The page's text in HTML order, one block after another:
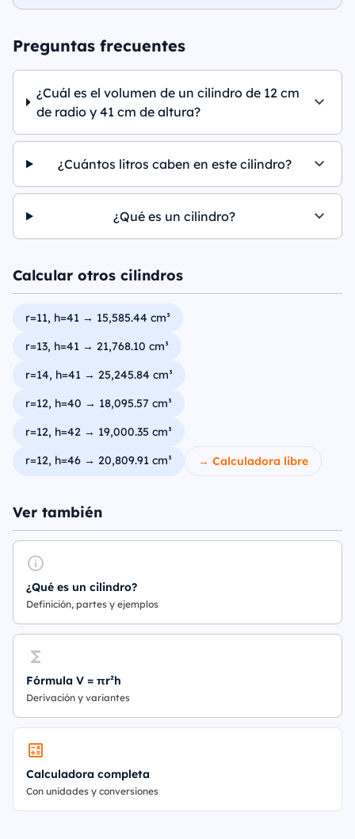
Preguntas frecuentes
¿Cuál es el volumen de un cilindro de 12 cm
de radio y 41 cm de altura?
¿Cuántos litros caben en este cilindro?
¿Qué es un cilindro?
Calcular otros cilindros
r=11, h=41 → 15,585.44 cm³
r=13, h=41 → 21,768.10 cm³
r=14, h=41 → 25,245.84 cm³
r=12, h=40 → 18,095.57 cm³
r=12, h=42 → 19,000.35 cm³
r=12, h=46 → 20,809.91 cm³
→ Calculadora libre
Ver también
¿Qué es un cilindro?
Definición, partes y ejemplos
Fórmula V = πr²h
Derivación y variantes
Calculadora completa
Con unidades y conversiones